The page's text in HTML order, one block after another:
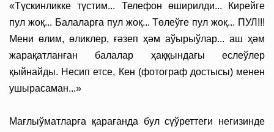
«Түскинликке түстим... Телефон өширилди... Кирейге
пул жоқ... Балаларға пул жоқ... Төлеўге пул жоқ... ПУЛ!!!
Мени өлим, өликлер, ғәзеп ҳәм аўырыўлар... аш ҳәм
жарақатланған балалар ҳаққындағы еслеўлер
қыйнайды. Несип етсе, Кен (фотограф достысы) менен
ушырасаман...»
Мағлыўматларға қарағанда бул сүўреттеги негизинде